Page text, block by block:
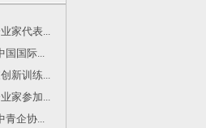
家代表...
国国际...
新训练...
家参加...
青企协...